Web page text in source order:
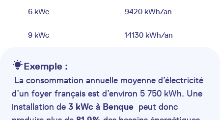
6 kWc 9420 kWh/an
9 kWc 14130 kWh/an
Exemple :
La consommation annuelle moyenne d’électricité
d’un foyer français est d’environ 5 750 kWh. Une
installation de 3 kWc à Benque peut donc